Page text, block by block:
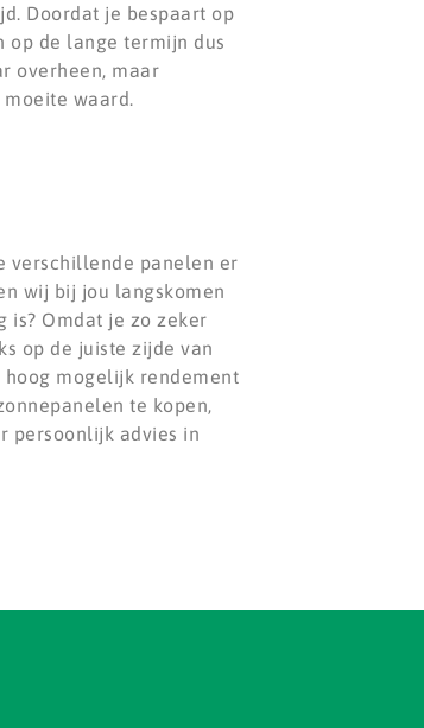
Doordat je bespaart op
op de lange termijn dus
overheen, maar
waard.
verschillende panelen er
wij bij jou langskomen
is? Omdat je zo zeker
op de juiste zijde van
mogelijk rendement
te kopen,
persoonlijk advies in